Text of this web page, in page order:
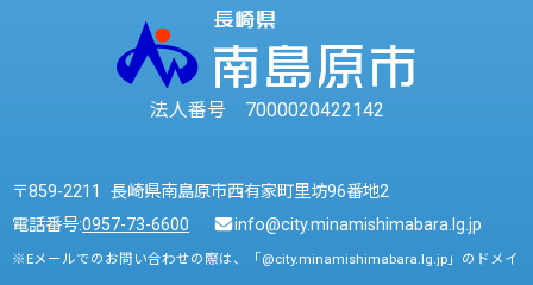
法人番号 7000020422142
〒859-2211 長崎県南島原市西有家町里坊96番地2
電話番号:0957-73-6600 info@city.minamishimabara.lg.jp
※Eメールでのお問い合わせの際は、「@city.minamishimabara.lg.jp」のドメイ